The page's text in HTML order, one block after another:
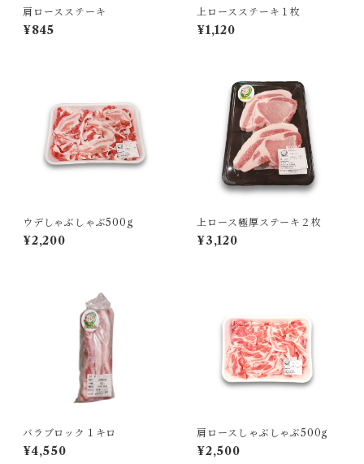
肩ロースステーキ
¥845
上ロースステーキ１枚
¥1,120
ウデしゃぶしゃぶ500g
¥2,200
上ロース極厚ステーキ２枚
¥3,120
バラブロック１キロ
¥4,550
肩ロースしゃぶしゃぶ500g
¥2,500